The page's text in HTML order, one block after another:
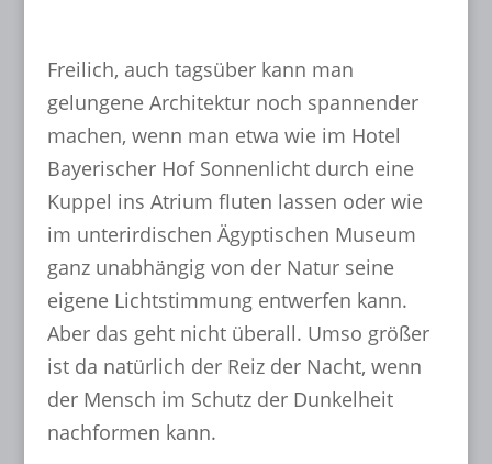
Freilich, auch tagsüber kann man
gelungene Architektur noch spannender
machen, wenn man etwa wie im Hotel
Bayerischer Hof Sonnenlicht durch eine
Kuppel ins Atrium fluten lassen oder wie
im unterirdischen Ägyptischen Museum
ganz unabhängig von der Natur seine
eigene Lichtstimmung entwerfen kann.
Aber das geht nicht überall. Umso größer
ist da natürlich der Reiz der Nacht, wenn
der Mensch im Schutz der Dunkelheit
nachformen kann.